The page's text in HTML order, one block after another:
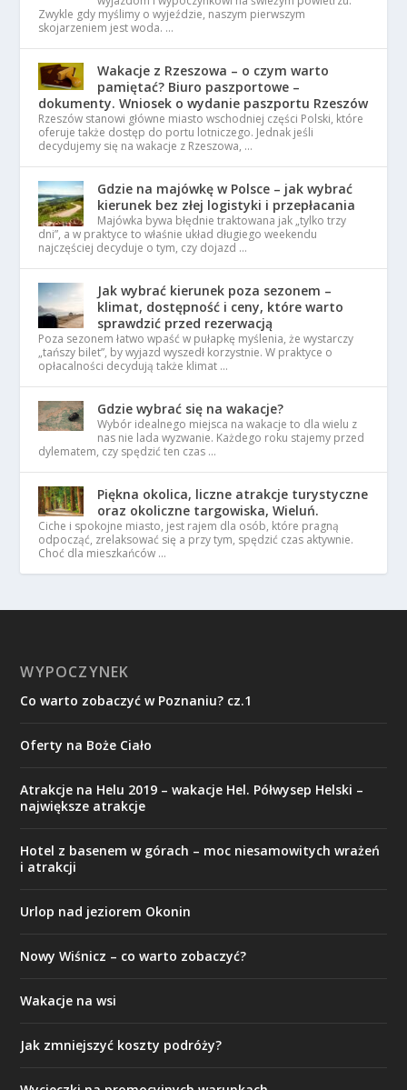
Zwykle gdy myślimy o wyjeździe, naszym pierwszym
skojarzeniem jest woda. …
Wakacje z Rzeszowa – o czym warto
pamiętać? Biuro paszportowe –
dokumenty. Wniosek o wydanie paszportu Rzeszów
Rzeszów stanowi główne miasto wschodniej części Polski, które
oferuje także dostęp do portu lotniczego. Jednak jeśli
decydujemy się na wakacje z Rzeszowa, …
Gdzie na majówkę w Polsce – jak wybrać
kierunek bez złej logistyki i przepłacania
Majówka bywa błędnie traktowana jak „tylko trzy
dni”, a w praktyce to właśnie układ długiego weekendu
najczęściej decyduje o tym, czy dojazd …
Jak wybrać kierunek poza sezonem –
klimat, dostępność i ceny, które warto
sprawdzić przed rezerwacją
Poza sezonem łatwo wpaść w pułapkę myślenia, że wystarczy
„tańszy bilet”, by wyjazd wyszedł korzystnie. W praktyce o
opłacalności decydują także klimat …
Gdzie wybrać się na wakacje?
Wybór idealnego miejsca na wakacje to dla wielu z
nas nie lada wyzwanie. Każdego roku stajemy przed
dylematem, czy spędzić ten czas …
Piękna okolica, liczne atrakcje turystyczne
oraz okoliczne targowiska, Wieluń.
Ciche i spokojne miasto, jest rajem dla osób, które pragną
odpocząć, zrelaksować się a przy tym, spędzić czas aktywnie.
Choć dla mieszkańców …
WYPOCZYNEK
Co warto zobaczyć w Poznaniu? cz.1
Oferty na Boże Ciało
Atrakcje na Helu 2019 – wakacje Hel. Półwysep Helski –
największe atrakcje
Hotel z basenem w górach – moc niesamowitych wrażeń
i atrakcji
Urlop nad jeziorem Okonin
Nowy Wiśnicz – co warto zobaczyć?
Wakacje na wsi
Jak zmniejszyć koszty podróży?